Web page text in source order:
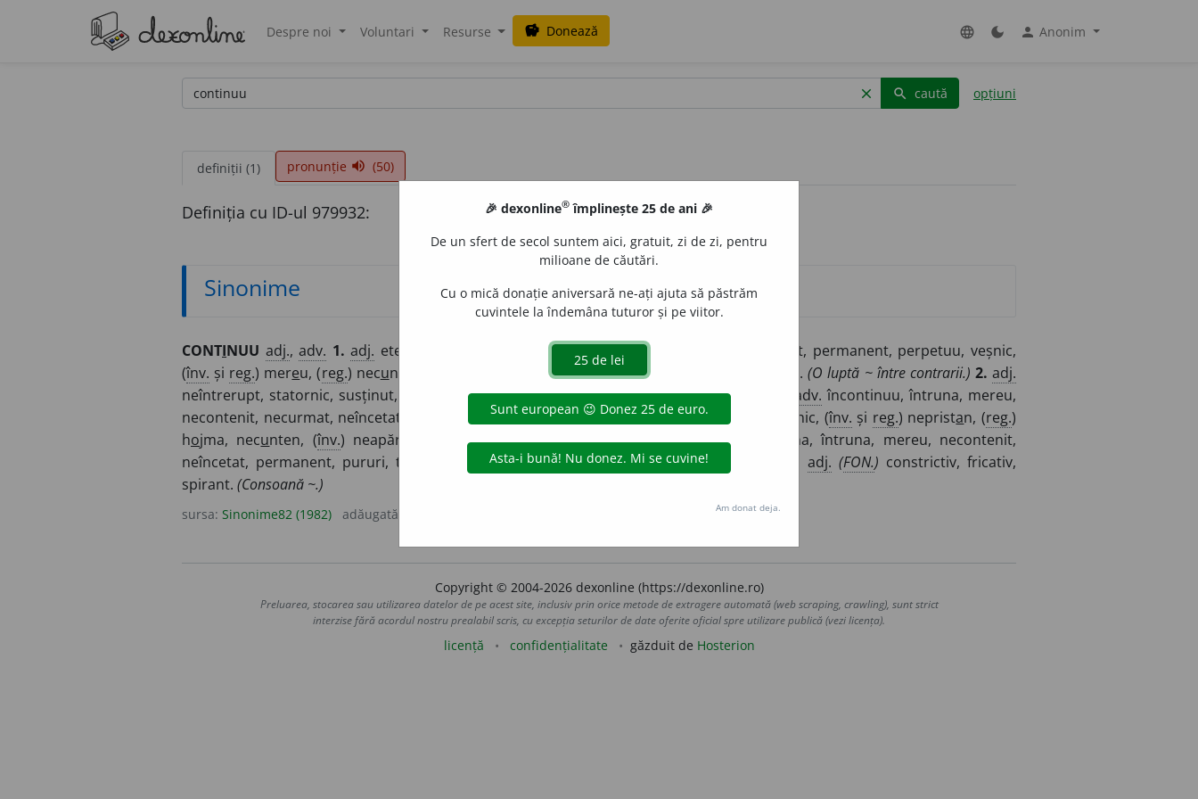
Despre noi Voluntari Resurse savings Donează language dark_mode person Anonim
clear search caută opțiuni
definiții (1) pronunție volume_up (50)
Definiția cu ID-ul 979932:
Sinonime
CONTINUU adj.,adv. 1. adj. etern, necontenit, necurmat, neîncetat, neîntrerupt, nesfârșit, permanent, perpetuu, veșnic,
(înv. și reg.) mereu, (reg.) necunten, ( t, neprecurmat, nesăvîrș lnic.(O luptă ~ între contrarii.) 2. adj.
neîntrerupt, statornic, susținut, (
) nepregetat, nepregetător.(Efort ~; preocupare ~.) adv. încontinuu, întruna, mereu,
necontenit, necurmat, neîncetat, neîntrerupt, neobosit, neostenit, permanent, pururi, veșnic, (înv. și reg.) nepristan, (reg.)
hojma, necunten, (înv.) neapăr it.(Se mișcă ~.) 4. adv.încontinuu, întotdeauna, întruna, mereu, necontenit,
neîncetat, permanent, pururi, totdeauna, veșnic, (pop. ) necurm at.(Eram ~ împreună.) adj. (FON.) constrictiv, fricativ,
spirant. (Consoană ~.)
sursa: Sinonime82 (1982) adăugată de
Copyright © 2004-2026 dexonline (https://dexonline.ro)
Preluarea, stocarea sau utilizarea datelor de pe acest site, inclusiv prin orice metode de extragere automată (web scraping, crawling), sunt strict
interzise fără acordul nostru prealabil scris, cu excepția seturilor de date oferite oficial spre utilizare publică (vezi licența).
licență confidențialitate găzduit de Hosterion
🎉 dexonline® împlinește 25 de ani 🎉
De un sfert de secol suntem aici, gratuit, zi de zi, pentru
milioane de căutări.
Cu o mică donație aniversară ne-ați ajuta să păstrăm
cuvintele la îndemâna tuturor și pe viitor.
Am donat deja.